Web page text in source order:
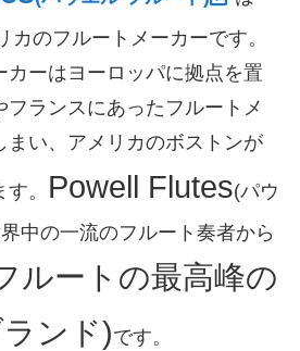
カのフルートメーカーです。
カーはヨーロッパに拠点を置
フランスにあったフルートメ
まい、アメリカのボストンが
。 Powell Flutes(パウ
中の一流のフルート奏者から
ルートの最高峰の
ンド)です。